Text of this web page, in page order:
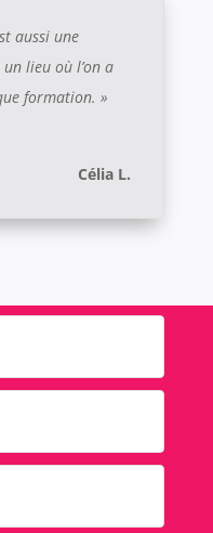
aussi une
lieu où l’on a
formation. »
Célia L.